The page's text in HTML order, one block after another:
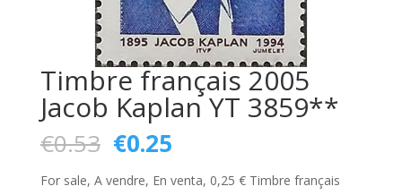
Timbre français 2005
Jacob Kaplan YT 3859**
€0.53 Le
prix
initial
€0.25Le
actuel
For sale, A vendre, En venta, 0,25 € Timbre français